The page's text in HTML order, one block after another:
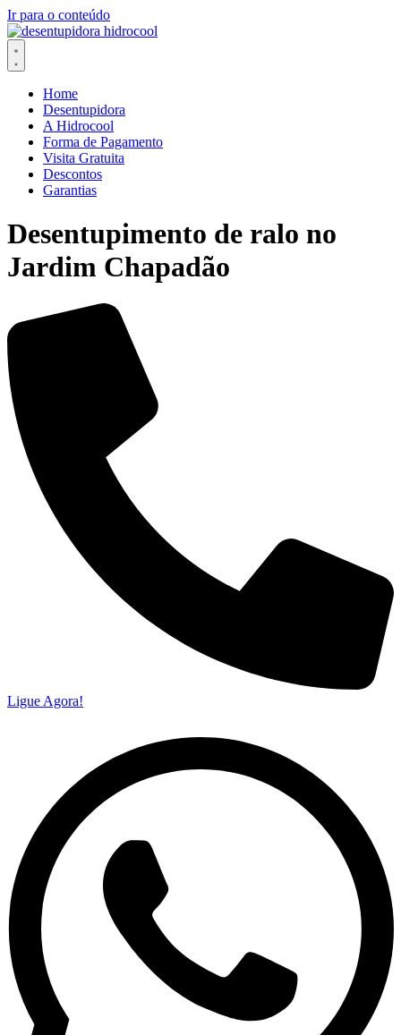
Ir para o conteúdo
Home
Desentupidora
A Hidrocool
Forma de Pagamento
Visita Gratuita
Descontos
Garantias
Desentupimento de ralo no
Jardim Chapadão
Ligue Agora!